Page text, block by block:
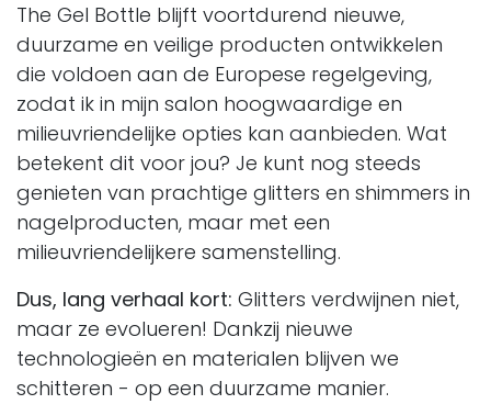
The Gel Bottle blijft voortdurend nieuwe,
duurzame en veilige producten ontwikkelen
die voldoen aan de Europese regelgeving,
zodat ik in mijn salon hoogwaardige en
milieuvriendelijke opties kan aanbieden. Wat
betekent dit voor jou? Je kunt nog steeds
genieten van prachtige glitters en shimmers in
nagelproducten, maar met een
milieuvriendelijkere samenstelling.
Dus, lang verhaal kort: Glitters verdwijnen niet,
maar ze evolueren! Dankzij nieuwe
technologieën en materialen blijven we
schitteren - op een duurzame manier.